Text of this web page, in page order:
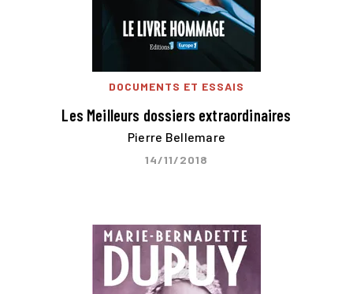
DOCUMENTS ET ESSAIS
Les Meilleurs dossiers extraordinaires
Pierre Bellemare
14/11/2018